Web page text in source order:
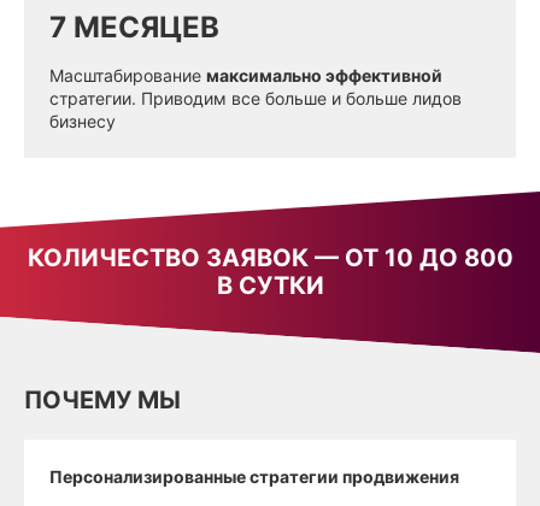
7 МЕСЯЦЕВ
Масштабирование максимально эффективной
стратегии. Приводим все больше и больше лидов
бизнесу
КОЛИЧЕСТВО ЗАЯВОК — ОТ 10 ДО 800
В СУТКИ
ПОЧЕМУ МЫ
Персонализированные стратегии продвижения